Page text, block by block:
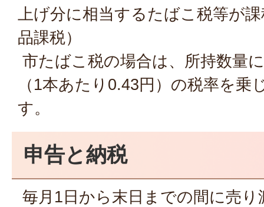
上げ分に相当するたばこ税等が
品課税）
市たばこ税の場合は、所持数量
（1本あたり0.43円）の税率を乗
す。
申告と納税
毎月1日から末日までの間に売